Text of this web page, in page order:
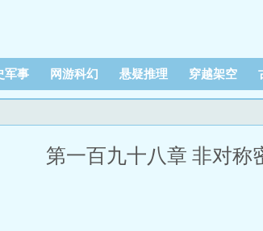
军事 网游科幻 悬疑推理 穿越架空
第一百九十八章 非对称